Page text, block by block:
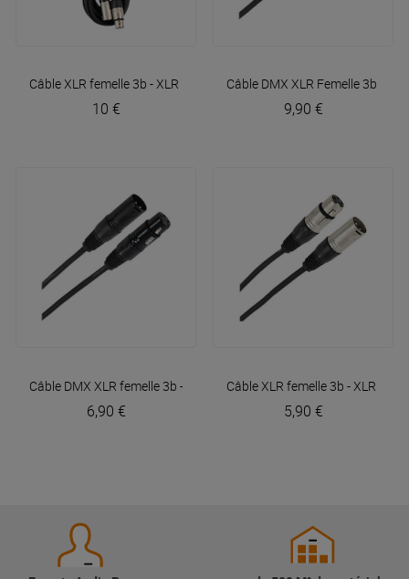
Câble XLR femelle 3b - XLR mâle 3b 6m EasyPlugger
10 €
Câble DMX XLR Femelle 3b -
9,90 €
Câble DMX XLR femelle 3b - XLR mâle 3b 3m EasyPlugger
6,90 €
Câble XLR femelle 3b - XLR
5,90 €